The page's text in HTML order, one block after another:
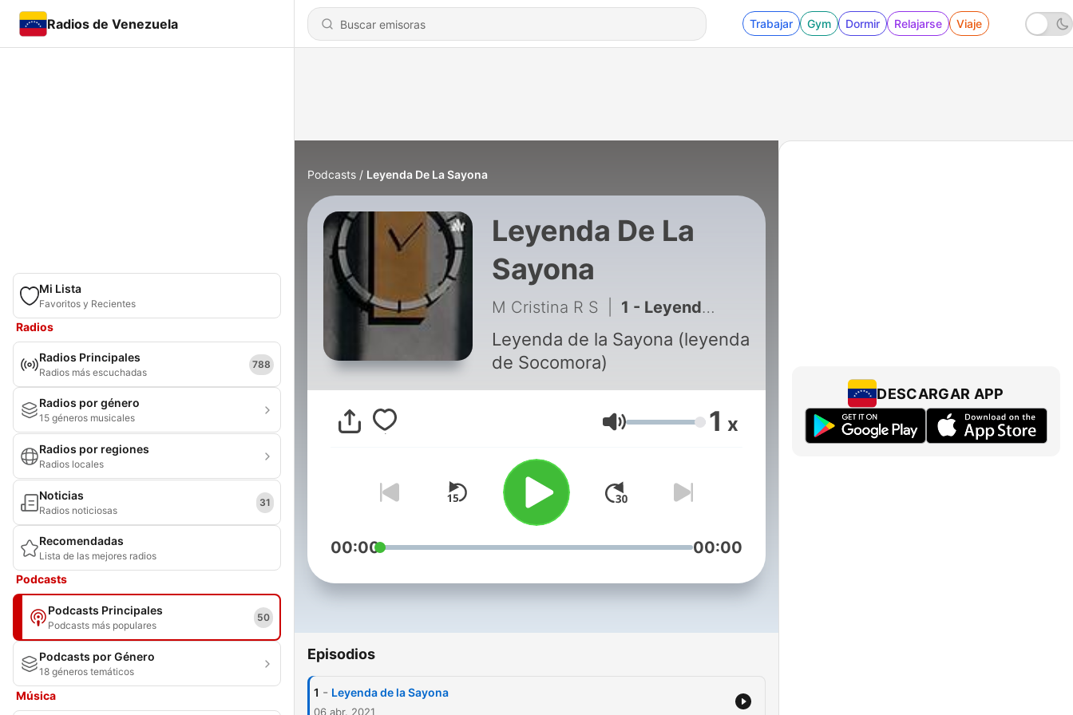
Radios de Venezuela Trabajar Gym Dormir Relajarse Viaje
Mi Lista
Favoritos y Recientes
Radios
Radios Principales
Radios más escuchadas
788
Radios por género
15 géneros musicales
Radios por regiones
Radios locales
Noticias
Radios noticiosas
31
Recomendadas
Lista de las mejores radios
Podcasts
Podcasts Principales
Podcasts más populares
50
Podcasts por Género
18 géneros temáticos
Música
Podcasts Leyenda De La Sayona
Leyenda De La
Sayona
M Cristina R S 1 - Leyenda de la Sayona
Leyenda de la Sayona (leyenda
de Socomora)
Volumen 1 x
00:00 00:00
Episodios
1 - Leyenda de la Sayona
06 abr. 2021
DESCARGAR APP